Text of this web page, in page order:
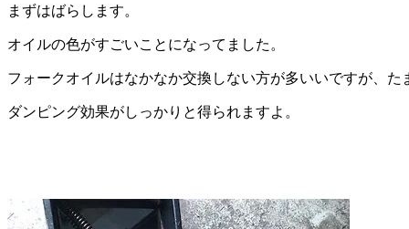
まずはばらします。
オイルの色がすごいことになってました。
フォークオイルはなかなか交換しない方が多いいですが、
ダンピング効果がしっかりと得られますよ。